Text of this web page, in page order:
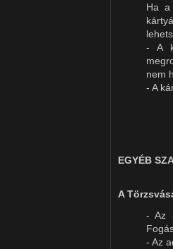
Ha a
- A
nem
- A
EGYÉB
A
- Az
- Az